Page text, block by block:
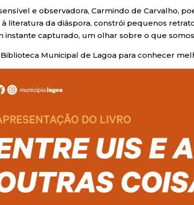
e observadora, Carmindo de Carvalho,
literatura da diáspora, constrói pequenos
instante capturado, um olhar sobre o que
Municipal de Lagoa para conhecer